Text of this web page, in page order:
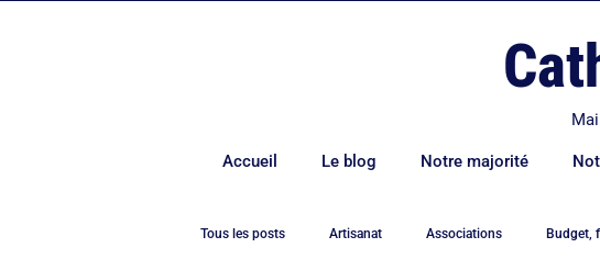
Accueil Le blog Notre majorité
Tous les posts Artisanat Associations Budget,